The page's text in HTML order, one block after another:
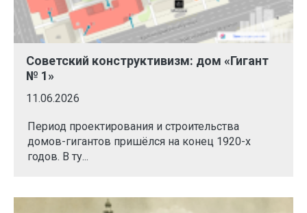
Советский конструктивизм: дом «Гигант
№ 1»
11.06.2026
Период проектирования и строительства
домов-гигантов пришёлся на конец 1920-х
годов. В ту...